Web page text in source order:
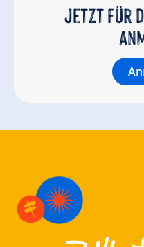
Jetzt für